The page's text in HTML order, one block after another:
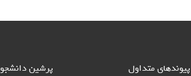
پیوندهای متداول پرشین دانشجو